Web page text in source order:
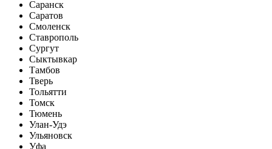
Саранск
Саратов
Смоленск
Ставрополь
Сургут
Сыктывкар
Тамбов
Тверь
Тольятти
Томск
Тюмень
Улан-Удэ
Ульяновск
Уфа